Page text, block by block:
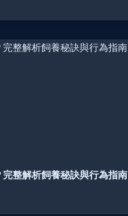
整解析飼養秘訣與行為指南